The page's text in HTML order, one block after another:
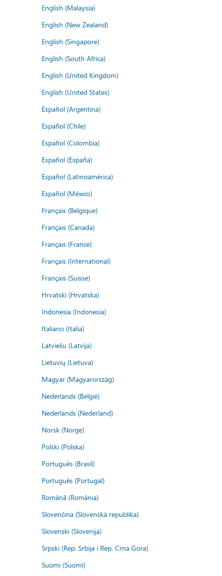
English (Malaysia)
English (New Zealand)
English (Singapore)
English (South Africa)
English (United Kingdom)
English (United States)
Español (Argentina)
Español (Chile)
Español (Colombia)
Español (España)
Español (Latinoamérica)
Español (México)
Français (Belgique)
Français (Canada)
Français (France)
Français (International)
Français (Suisse)
Hrvatski (Hrvatska)
Indonesia (Indonesia)
Italiano (Italia)
Latviešu (Latvija)
Lietuvių (Lietuva)
Magyar (Magyarország)
Nederlands (België)
Nederlands (Nederland)
Norsk (Norge)
Polski (Polska)
Português (Brasil)
Português (Portugal)
Română (România)
Slovenčina (Slovenská republika)
Slovenski (Slovenija)
Srpski (Rep. Srbija i Rep. Crna Gora)
Suomi (Suomi)